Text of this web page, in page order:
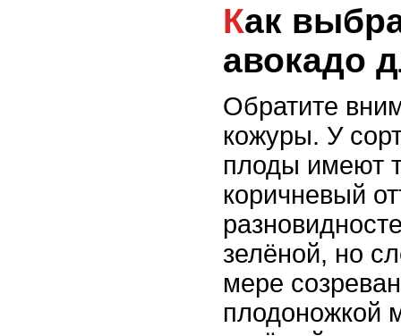
Как выбрать спелый
авокадо
Обратите
кожуры. У
плоды имеют
коричневый
зелёной, но
мере
плодоножкой